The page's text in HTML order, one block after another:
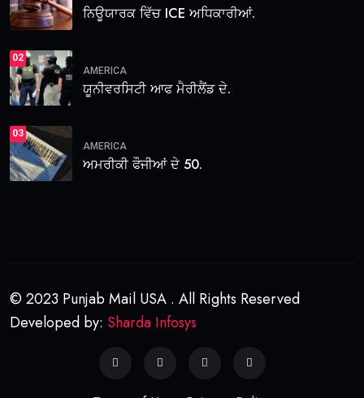
ਨਿਊਯਾਰਕ ਵਿੱਚ ICE ਅਧਿਕਾਰੀਆਂ.
02
AMERICA
ਯੂਨੀਵਰਸਿਟੀ ਆਫ ਮੈਰੀਲੈਂਡ ਦੇ.
03
AMERICA
ਅਮਰੀਕੀ ਫੌਜੀਆਂ ਦੇ 50.
© 2023 Punjab Mail USA . All Rights Reserved
Developed by: Sharda Infosys